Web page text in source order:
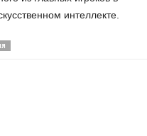
интеллекте.